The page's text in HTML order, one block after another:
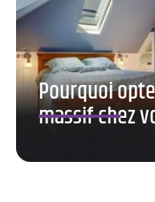
Pourquoi
massif chez